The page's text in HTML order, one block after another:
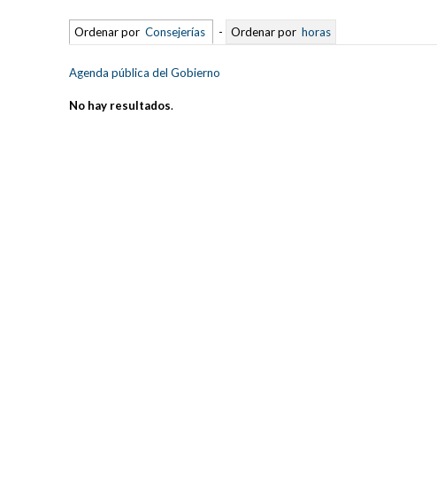
Ordenar por Consejerías - Ordenar por horas
Agenda pública del Gobierno
No hay resultados.